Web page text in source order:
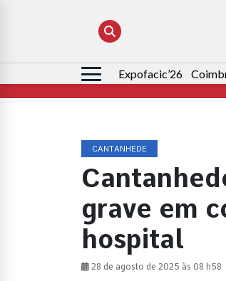
Pesquisar
por:
Expofacic’26
CANTANHEDE
grave em
hospital
28 de agosto de 2025 às 08 h58